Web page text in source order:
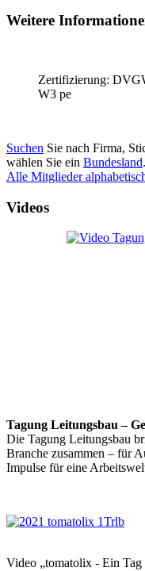
Weitere
Zertifizierung:
W3 pe
Suchen Sie nach Firma,
wählen Sie ein Bundesland.
Alle Mitglieder
Videos
Tagung Leitungsbau –
Die Tagung Leitungsbau
Branche zusammen – für
Impulse für eine
Video „tomatolix - Ein Tag